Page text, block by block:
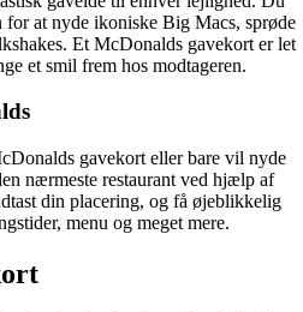
at nyde ikoniske Big Macs, sprøde
Et McDonalds gavekort er let
et smil frem hos modtageren.
gavekort eller bare vil nyde
nærmeste restaurant ved hjælp af
din placering, og få øjeblikkelig
menu og meget mere.